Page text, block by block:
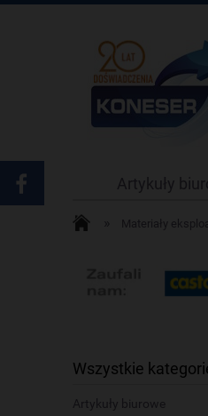
Artykuły
Materiały
Wszystkie
Artykuły biurowe